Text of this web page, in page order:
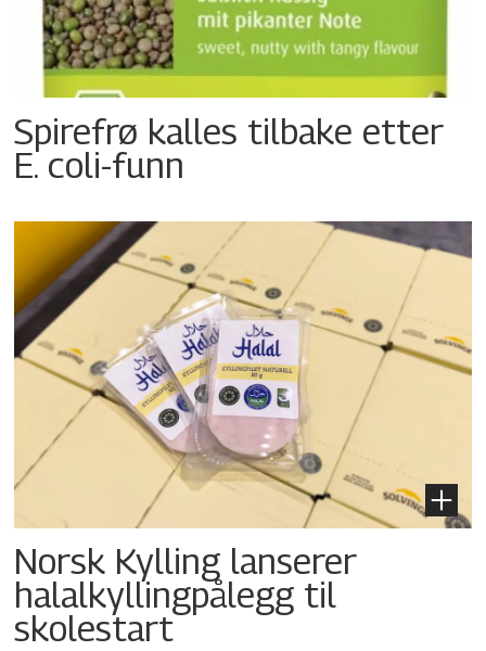
Spirefrø kalles tilbake etter
E. coli-funn
Norsk Kylling lanserer
halalkyllingpålegg til
skolestart